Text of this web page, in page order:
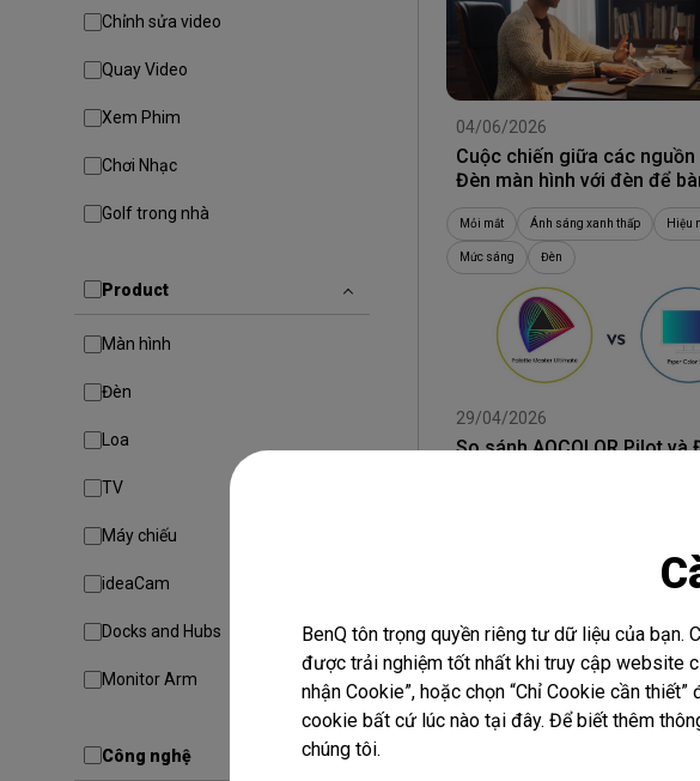
BenQ tôn trọng quyền riêng tư dữ liệu của
được trải nghiệm tốt nhất khi truy cập website
nhận Cookie”, hoặc chọn “Chỉ Cookie cần
cookie bất cứ lúc nào tại đây. Để biết thêm
chúng tôi.
Chỉnh sửa video
Quay Video
Xem Phim
Chơi Nhạc
Golf trong nhà
Product
Màn hình
Đèn
Loa
TV
Máy chiếu
ideaCam
Docks and Hubs
Monitor Arm
Công nghệ
04/06/2026
Cuộc chiến giữa các nguồn
Đèn màn hình với đèn để
Mỏi mắt Ánh sáng xanh thấp Hiệu
Mức sáng Đèn
29/04/2026
So sánh AQCOLOR Pilot và